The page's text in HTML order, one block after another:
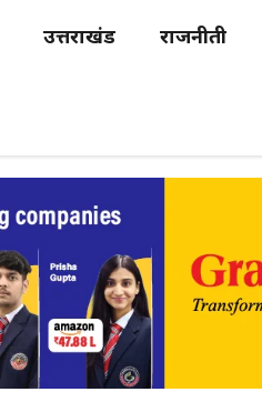
उत्तराखंड राजनीती